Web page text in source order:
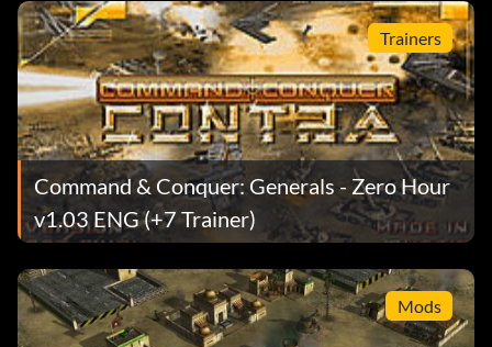
Trainers
Command & Conquer: Generals - Zero Hour
v1.03 ENG (+7 Trainer)
Mods